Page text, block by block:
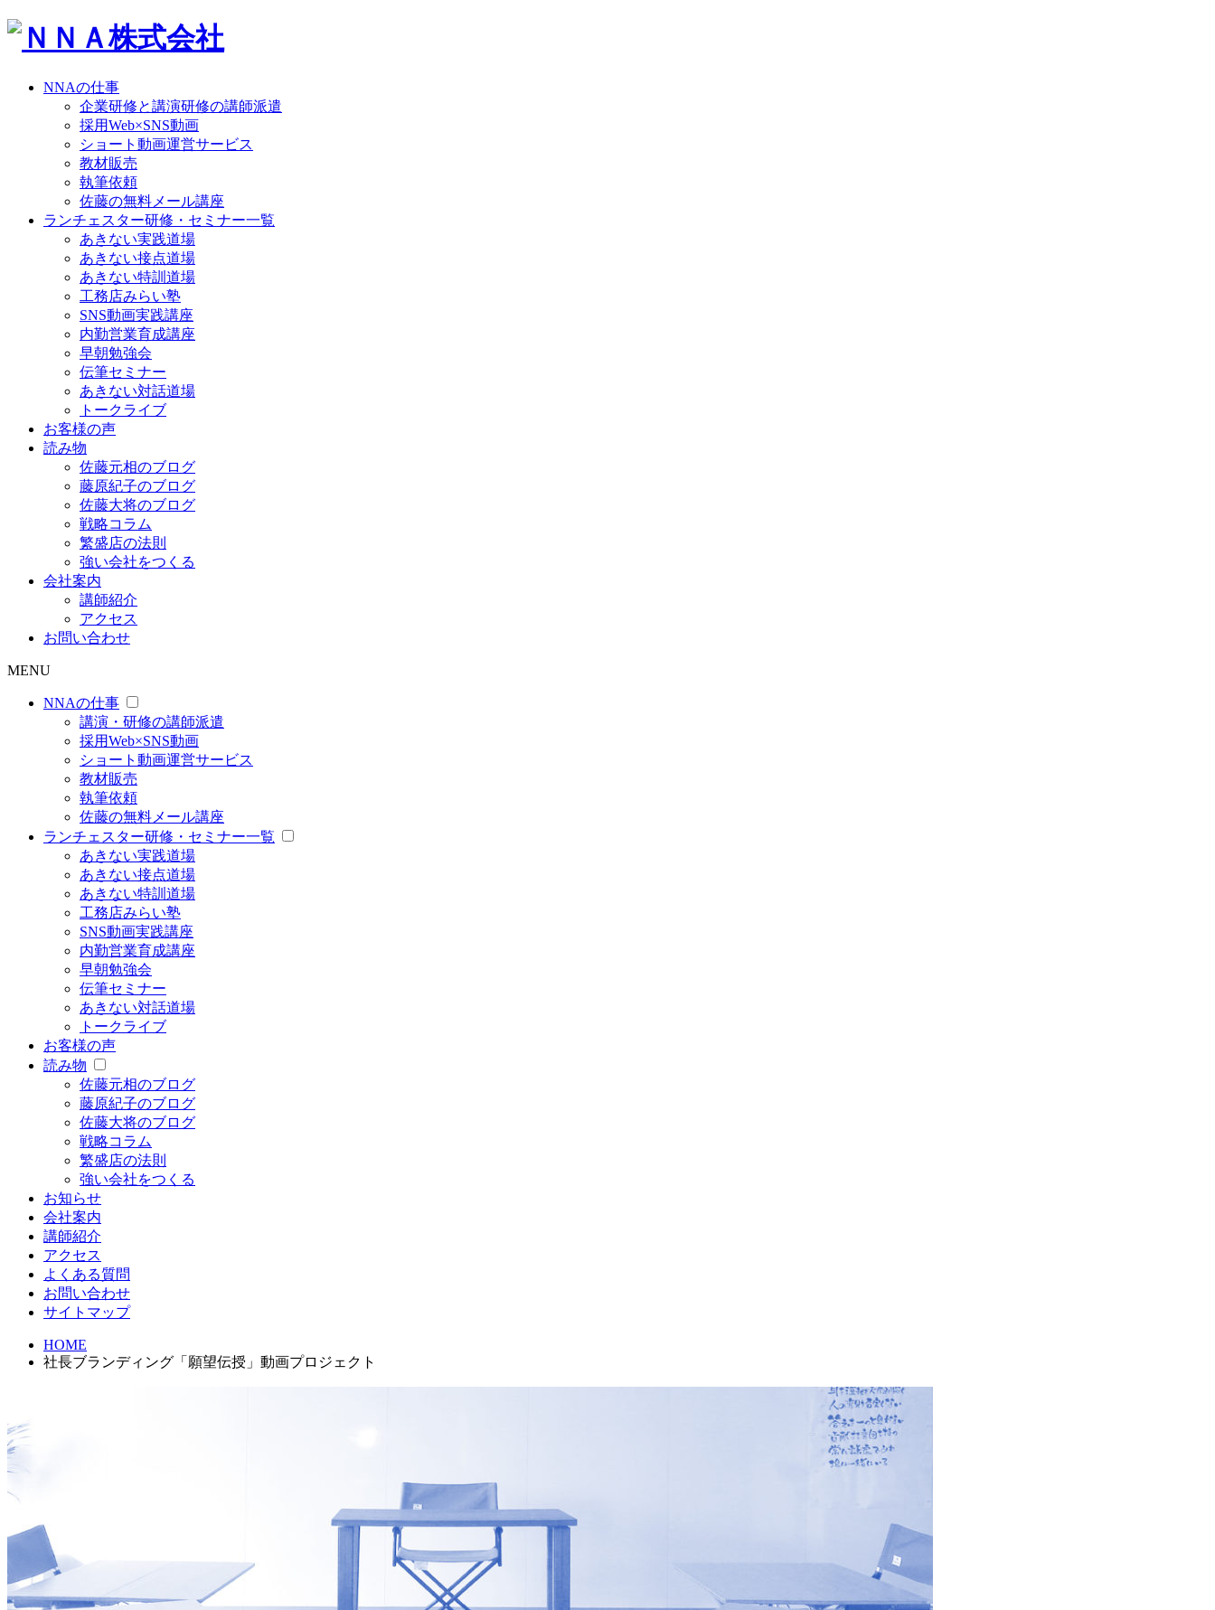
NNAの仕事
企業研修と講演研修の講師派遣
採用Web×SNS動画
ショート動画運営サービス
教材販売
執筆依頼
佐藤の無料メール講座
ランチェスター研修・セミナー一覧
あきない実践道場
あきない接点道場
あきない特訓道場
工務店みらい塾
SNS動画実践講座
内勤営業育成講座
早朝勉強会
伝筆セミナー
あきない対話道場
トークライブ
お客様の声
読み物
佐藤元相のブログ
藤原紀子のブログ
佐藤大将のブログ
戦略コラム
繁盛店の法則
強い会社をつくる
会社案内
講師紹介
アクセス
お問い合わせ
MENU
NNAの仕事
講演・研修の講師派遣
採用Web×SNS動画
ショート動画運営サービス
教材販売
執筆依頼
佐藤の無料メール講座
ランチェスター研修・セミナー一覧
あきない実践道場
あきない接点道場
あきない特訓道場
工務店みらい塾
SNS動画実践講座
内勤営業育成講座
早朝勉強会
伝筆セミナー
あきない対話道場
トークライブ
お客様の声
読み物
佐藤元相のブログ
藤原紀子のブログ
佐藤大将のブログ
戦略コラム
繁盛店の法則
強い会社をつくる
お知らせ
会社案内
講師紹介
アクセス
よくある質問
お問い合わせ
サイトマップ
HOME
社長ブランディング「願望伝授」動画プロジェクト